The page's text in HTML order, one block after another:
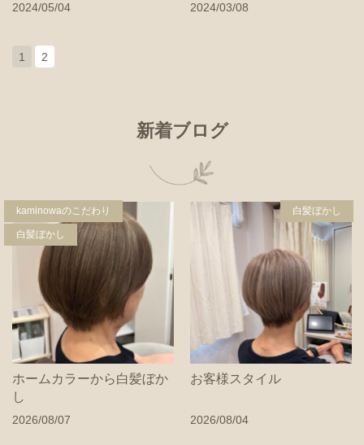
2024/05/04 2024/03/08
1 2
新着ブログ
kaminowaのこだわり
白髪ぼかし
ホームカラーから白髪ぼか
し
2026/08/07
白髪ぼかし
お客様スタイル
2026/08/04